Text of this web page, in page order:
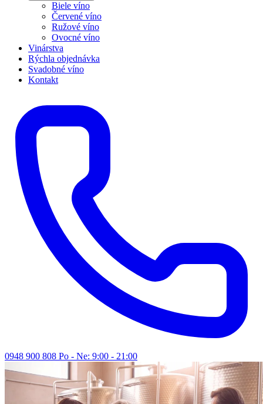
Biele víno
Červené víno
Ružové víno
Ovocné víno
Vinárstva
Rýchla objednávka
Svadobné víno
Kontakt
0948 900 808 Po - Ne: 9:00 - 21:00